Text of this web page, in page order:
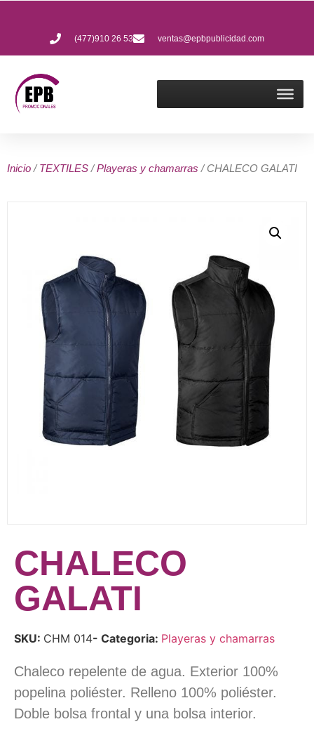
(477)910 26 53 ventas@epbpublicidad.com
Inicio /TEXTILES /Playeras y chamarras / CHALECO GALATI
CHALECO
GALATI
SKU: CHM 014- Categoria: Playeras y chamarras
Chaleco repelente de agua. Exterior 100%
popelina poliéster. Relleno 100% poliéster.
Doble bolsa frontal y una bolsa interior.